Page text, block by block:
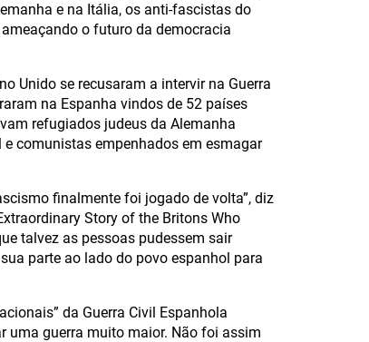
e na Itália, os anti-fascistas do
o futuro da democracia
Unido se recusaram a intervir na Guerra
na Espanha vindos de 52 países
refugiados judeus da Alemanha
comunistas empenhados em esmagar
finalmente foi jogado de volta”, diz
Story of the Britons Who
talvez as pessoas pudessem sair
parte ao lado do povo espanhol para
da Guerra Civil Espanhola
uma guerra muito maior. Não foi assim